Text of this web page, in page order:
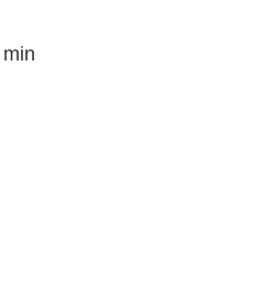
minutes
min